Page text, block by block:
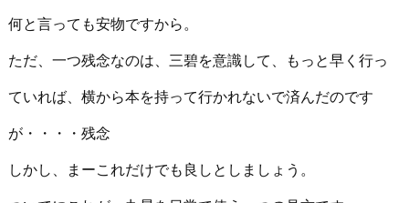
何と言っても安物ですから。
ただ、一つ残念なのは、三碧を意識して、もっと早く行っ
ていれば、横から本を持って行かれないで済んだのです
が・・・・残念
しかし、まーこれだけでも良しとしましょう。